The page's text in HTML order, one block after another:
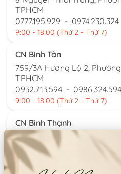
TPHCM
0777.195.929 - 0974.230.324
9:00 - 18:00 (Thứ 2 - Thứ 7)
CN Bình Tân
759/3A Hương Lộ 2,
TPHCM
0932.713.594 - 0986.324.594
9:00 - 18:00 (Thứ 2 - Thứ 7)
CN Bình Thạnh
58/6 Tân Cảng, Phường
TPHCM
086.7474.247 086.8644.086
9:00 - 18:00 (Thứ 2 - Chủ nhật)